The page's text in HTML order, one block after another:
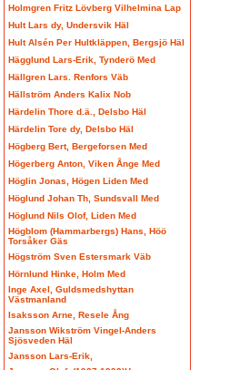
Holmgren Fritz Lövberg Vilhelmina Lap
Hult Lars dy, Undersvik Häl
Hult Alsén Per Hultkläppen, Bergsjö Häl
Hägglund Lars-Erik, Tynderö Med
Hällgren Lars. Renfors Väb
Hällström Anders Kalix Nob
Härdelin Thore d.ä., Delsbo Häl
Härdelin Tore dy, Delsbo Häl
Högberg Bert, Bergeforsen Med
Högerberg Anton, Viken Ånge Med
Höglin Jonas, Högen Liden Med
Höglund Johan Th, Sundsvall Med
Höglund Nils Olof, Liden Med
Högblom (Hammarbergs) Hans, Höö
Torsåker Gäs
Högström Sven Estersmark Väb
Hörnlund Hinke, Holm Med
Inge Axel, Guldsmedshyttan
Västmanland
Isaksson Arne, Resele Ång
Jansson Wikström Vingel-Anders
Sjösveden Häl
Jansson Lars-Erik,